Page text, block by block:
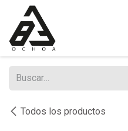
Ir al contenido
Todos los productos